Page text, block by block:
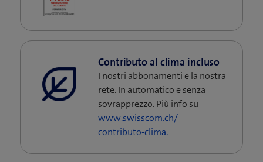
Contributo al clima incluso
I nostri abbonamenti e la nostra
rete. In automatico e senza
sovrapprezzo. Più info su
www.swisscom.ch/
contributo-clima.